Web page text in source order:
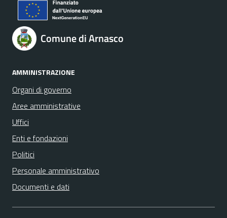
Comune di Arnasco
AMMINISTRAZIONE
Organi di governo
Aree amministrative
Uffici
Enti e fondazioni
Politici
Personale amministrativo
Documenti e dati